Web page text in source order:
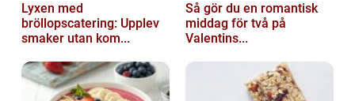
Lyxen med
bröllopscatering: Upplev
smaker utan kom...
Så gör du en romantisk
middag för två på
Valentins...